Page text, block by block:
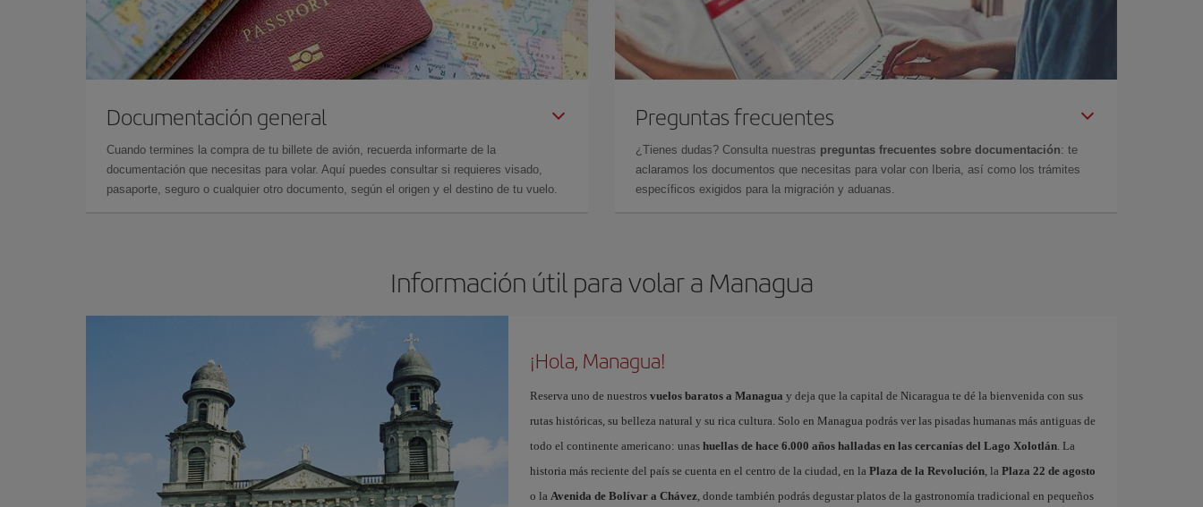
Documentación general
Cuando termines la compra de tu billete de avión, recuerda informarte de la
documentación que necesitas para volar. Aquí puedes consultar si requieres visado,
pasaporte, seguro o cualquier otro documento, según el origen y el destino de tu vuelo.
Preguntas frecuentes
¿Tienes dudas? Consulta nuestras preguntas frecuentes sobre documentación: te
aclaramos los documentos que necesitas para volar con Iberia, así como los trámites
específicos exigidos para la migración y aduanas.
Información útil para volar a Managua
¡Hola, Managua!
Reserva uno de nuestros vuelos baratos a Managua y deja que la capital de Nicaragua te dé la bienvenida con sus
rutas históricas, su belleza natural y su rica cultura. Solo en Managua podrás ver las pisadas humanas más antiguas de
todo el continente americano: unas huellas de hace 6.000 años halladas en las cercanías del Lago Xolotlán. La
historia más reciente del país se cuenta en el centro de la ciudad, en la Plaza de la Revolución, la Plaza 22 de agosto
o la Avenida de Bolívar a Chávez, donde también podrás degustar platos de la gastronomía tradicional en pequeños